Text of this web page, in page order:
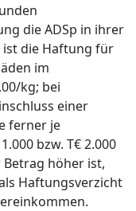
die ADSp in ihrer
ist die Haftung für
im
kg; bei
einer
ferner je
bzw. T€ 2.000
Betrag höher ist,
Haftungsverzicht